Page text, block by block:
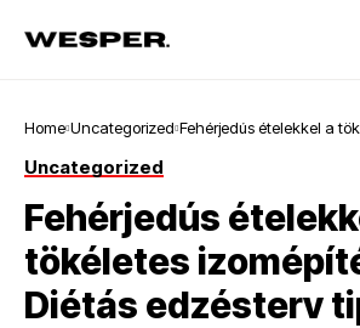
Home Uncategorized Fehérjedús ételekkel a
Uncategorized
Fehérjedús
tökéletes
Diétás edzésterv